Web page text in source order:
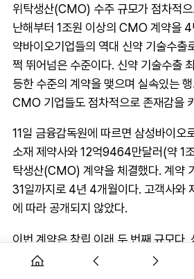
위탁생산(CMO) 수주 규모가 점차적
난해부터 1조원 이상의 CMO 계약을
약바이오기업들의 역대 신약 기술수출
쩍 뛰어넘은 수준이다. 신약 기술수출
등한 수준의 계약을 맺으며 실속있는
CMO 기업들도 점차적으로 존재감을
11일 금융감독원에 따르면 삼성바이오
소재 제약사와 12억9464만달러(약 1
탁생산(CMO) 계약을 체결했다. 계약
31일까지로 4년 4개월이다. 고객사와
에 따라 공개되지 않았다.
이번 계약은 창립 이래 두 번째 규모다.
난 1월 유럽 소재 제약사와 2조747억